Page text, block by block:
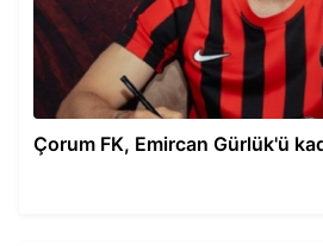
Çorum FK, Emircan Gürlük'ü